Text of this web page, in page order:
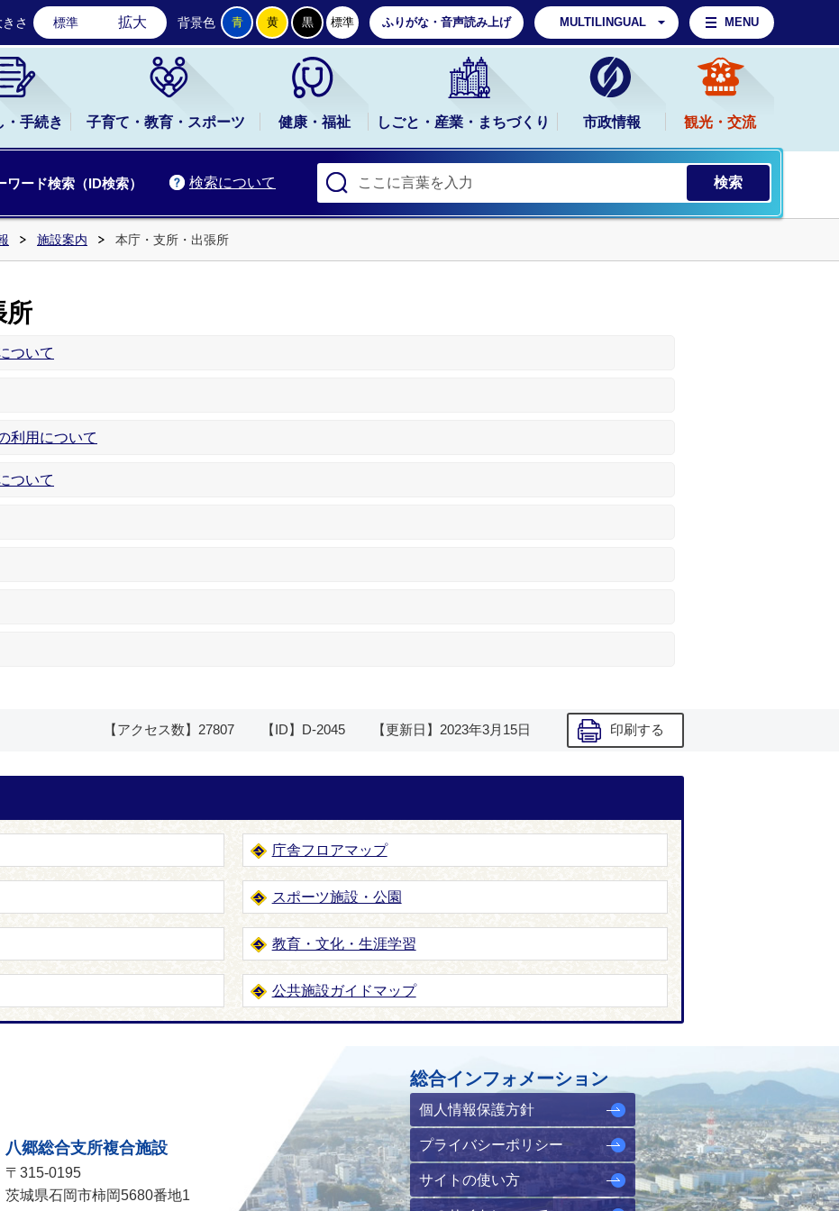
石岡市公式ホームページ
さ 標準 拡大 背景色 青 黄 黒 標準 ふりがな・音声読み上げ MULTILINGUAL MENU
・手続き 子育て・教育・スポーツ 健康・福祉 しごと・産業・まちづくり 市政情報 観光・交流
検索について
ワード検索（ID検索）
施設案内 本庁・支所・出張所
所
ついて
利用について
ついて
【アクセス数】 27807 【ID】 D-2045 【更新日】 2023年3月15日 印刷する
庁舎フロアマップ
スポーツ施設・公園
教育・文化・生涯学習
公共施設ガイドマップ
八郷総合支所複合施設
〒315-0195
茨城県石岡市柿岡5680番地1
総合インフォメーション
個人情報保護方針
プライバシーポリシー
サイトの使い方